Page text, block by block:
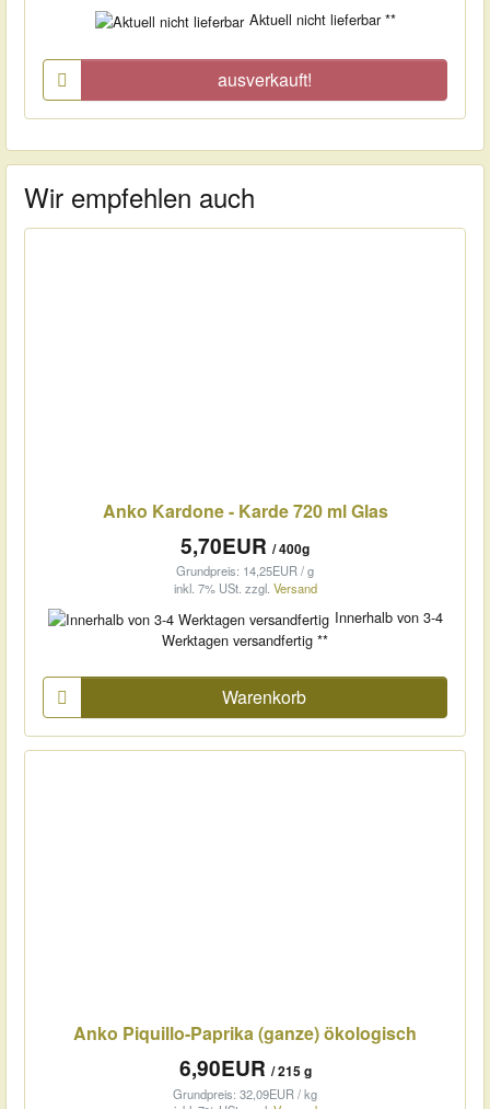
Aktuell nicht lieferbar **
ausverkauft!
Wir empfehlen auch
Anko Kardone - Karde 720 ml Glas
5,70EUR / 400g
Grundpreis: 14,25EUR / g
inkl. 7% USt. zzgl. Versand
Innerhalb von 3-4
Werktagen versandfertig **
Warenkorb
Anko Piquillo-Paprika (ganze) ökologisch
6,90EUR / 215 g
Grundpreis: 32,09EUR / kg